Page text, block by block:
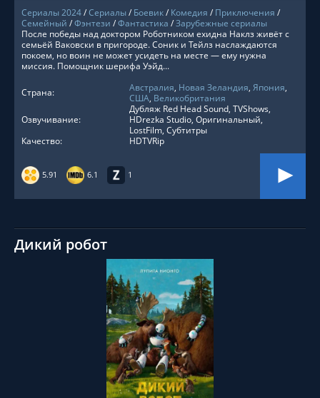
Сериалы 2024/Сериалы/ Боевик/ Комедия / Приключения /
Семейный /Фэнтези /Фантастика /Зарубежные сериалы
5.91 6.1 1
После победы над доктором Роботником ехидна Наклз живёт с
семьёй Ваковски в пригороде. Соник и Тейлз наслаждаются
покоем, но воин не может усидеть на месте — ему нужна
миссия. Помощник шерифа Уэйд...
Страна: Австралия, Новая Зеландия, Япония,
США, Великобритания
Озвучивание:
Дубляж Red Head Sound, TVShows,
HDrezka Studio, Оригинальный,
LostFilm, Субтитры
Качество:
HDTVRip
Дикий робот
СМОТРЕТЬ ОНЛАЙН